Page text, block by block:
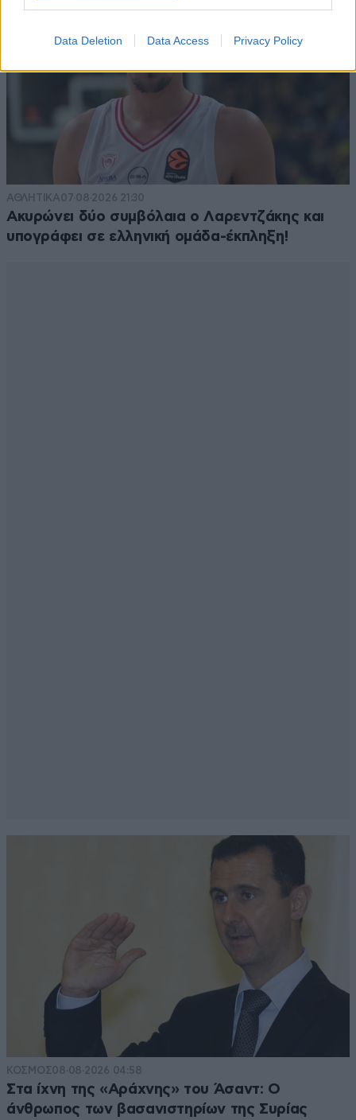
Data Deletion Data Access Privacy Policy
ΑΘΛΗΤΙΚΑ07·08·2026 21:30
Ακυρώνει δύο συμβόλαια ο Λαρεντζάκης και
υπογράφει σε ελληνική ομάδα-έκπληξη!
ΚΟΣΜΟΣ08·08·2026 04:58
Στα ίχνη της «Αράχνης» του Άσαντ: Ο
άνθρωπος των βασανιστηρίων της Συρίας